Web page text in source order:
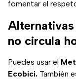
fomentar el
no circula
Puedes usar el
Ecobici. También